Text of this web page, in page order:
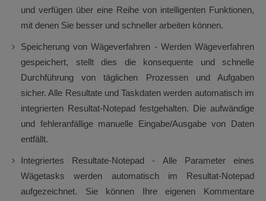
und verfügen über eine Reihe von intelligenten Funktionen,
mit denen Sie besser und schneller arbeiten können.
Speicherung von Wägeverfahren - Werden Wägeverfahren
gespeichert, stellt dies die konsequente und schnelle
Durchführung von täglichen Prozessen und Aufgaben
sicher. Alle Resultate und Taskdaten werden automatisch im
integrierten Resultat-Notepad festgehalten. Die aufwändige
und fehleranfällige manuelle Eingabe/Ausgabe von Daten
entfällt.
Integriertes Resultate-Notepad - Alle Parameter eines
Wägetasks werden automatisch im Resultat-Notepad
aufgezeichnet. Sie können Ihre eigenen Kommentare